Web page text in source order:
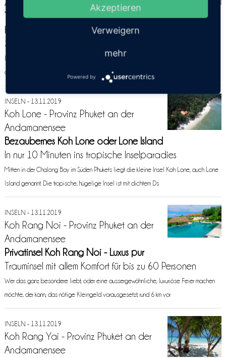
Andamanensee
Tropisches Trauminselchen Koh Bon (Bon Island)
Kleines ab er feines Ausflugsziel mit traumhaften
Stränden
Im Süden Phukets, südöstlich vom Rawai Beach, liegt die winzige Inselidylle Koh Bon,
die auch Bon Island genannt wird. Mit nur rund 800 m Länge und un
INSELN - 13.11.2019
Koh Lone - Provinz Phuket an der
Andamanensee
Bezaubernes Koh Lone oder Lone Island
In nur 10 Minuten ins tropische Inselparadies
Mitten in der Chalong Bay im Süden Phukets liegt die kleine Insel Koh Lone, auch Lone
Island genannt. Die tropische, hügelige Insel ist mit dichtem Ds
INSELN - 13.11.2019
Koh Rang Noi - Provinz Phuket an der
Andamanensee
Privatinsel Koh Rang Noi - Luxus pur
Trauminsel mit allem Komfort für bis zu 60 Personen
Wer das ganz besondere liebt, oder eine aussergewöhnliche, luxuriöse Feier machen
möchte, der kann, das nötige Kleingeld vorausgesetzt, rund 6 km vor
INSELN - 13.11.2019
Koh Rang Yai - Provinz Phuket an der
Andamanensee
Akzeptieren
Verweigern
mehr
Powered by